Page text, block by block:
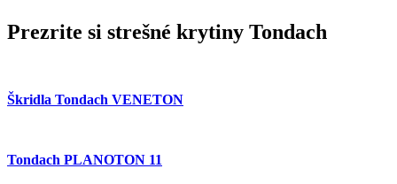
Prezrite si strešné krytiny Tondach
Škridla Tondach VENETON
Tondach PLANOTON 11